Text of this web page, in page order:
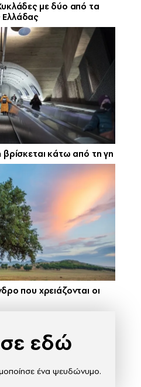
με δύο από τα
Ελλάδας
βρίσκεται κάτω από τη γη
που χρειάζονται οι
εδώ
ένα ψευδώνυμο.